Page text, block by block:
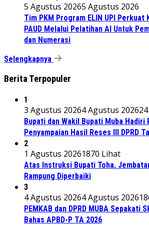
5 Agustus 20265 Agustus 2026
Tim PKM Program ELIN UPI Perkuat
PAUD Melalui Pelatihan AI Untuk
dan Numerasi
Selengkapnya
Berita Terpopuler
1
3 Agustus 20264 Agustus 2026
Bupati dan Wakil Bupati Muba Hadiri
Penyampaian Hasil Reses III DPRD
2
1 Agustus 20261870 Lihat
Atas Instruksi Bupati Toha,
Rampung Diperbaiki
3
4 Agustus 20264 Agustus 2026
PEMKAB dan DPRD MUBA Sepakati
Bahas APBD-P TA 2026